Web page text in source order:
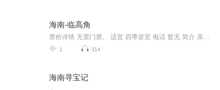
海南-临高角
1 314
海南寻宝记